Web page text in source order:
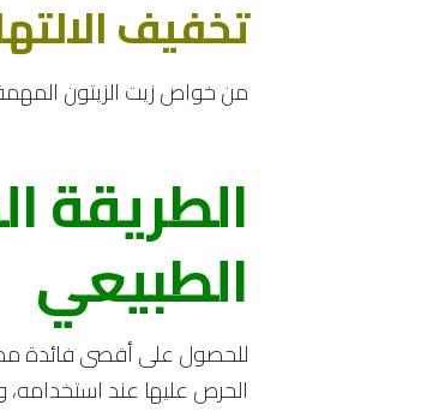
تخفيف
من خواص زيت الزيتون
الطريقة
الطبيعي
للحصول على أقصى فائدة
الحرص عليها عند استخدامه،